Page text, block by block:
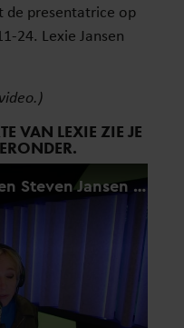
de presentatrice op
24. Lexie Jansen
VAN LEXIE ZIE JE